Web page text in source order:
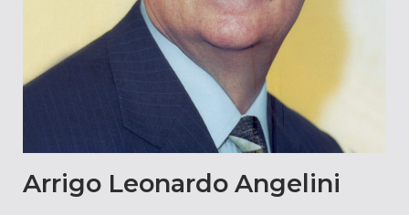
Arrigo Leonardo Angelini